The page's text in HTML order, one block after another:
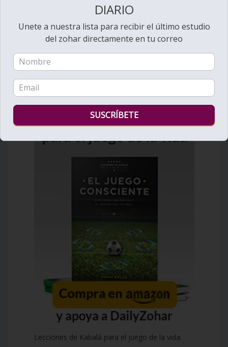
Introducción a la
Estudio del Zohar de
Daniel Schulman
Lecciones de Kabalá para el juego de la vida.
DIARIO
Unete a nuestra lista para recibir el último estudio
del zohar directamente en tu correo